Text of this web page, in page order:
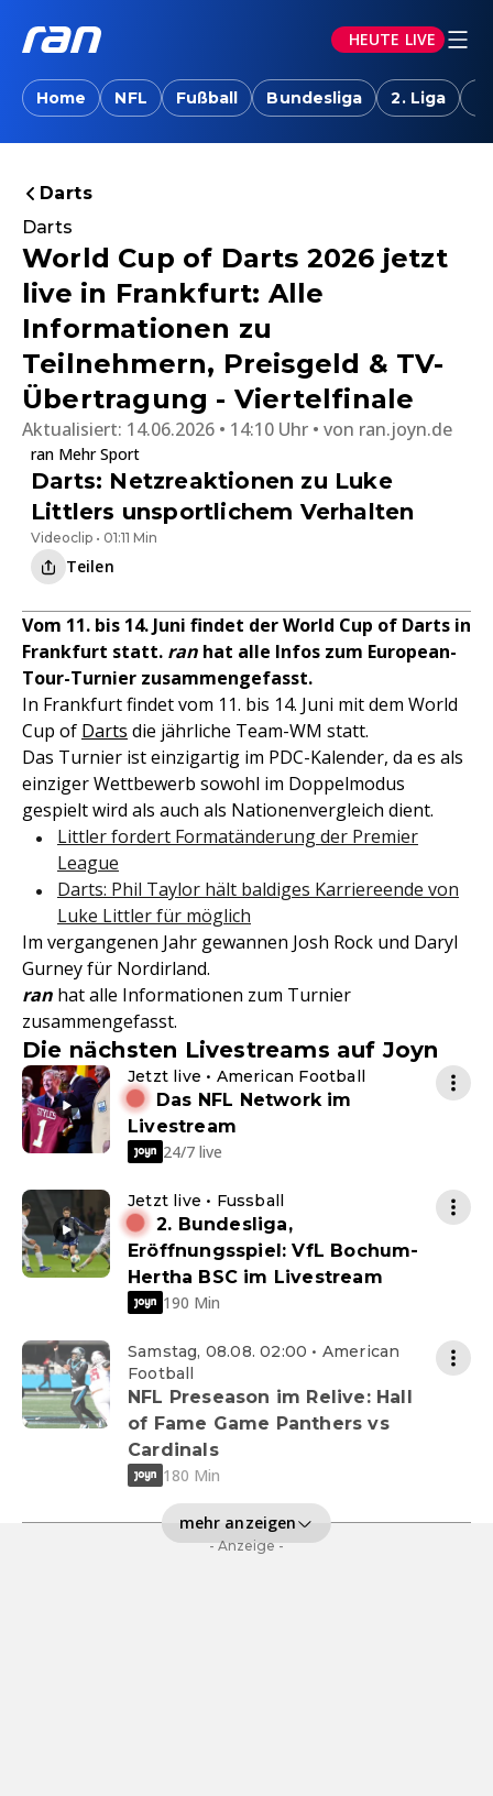
HEUTE LIVE
Home NFL Fußball Bundesliga 2. Liga
Darts
Darts
World Cup of Darts 2026 jetzt
live in Frankfurt: Alle
Informationen zu
Teilnehmern, Preisgeld & TV-
Übertragung - Viertelfinale
Aktualisiert: 14.06.2026 • 14:10 Uhr von ran.joyn.de
ran Mehr Sport
Darts: Netzreaktionen zu Luke
Littlers unsportlichem Verhalten
Videoclip • 01:11 Min
Teilen
Vom 11. bis 14. Juni findet der World Cup of Darts in
Frankfurt statt. ran hat alle Infos zum European-
Tour-Turnier zusammengefasst.
In Frankfurt findet vom 11. bis 14. Juni mit dem World
Cup of Darts die jährliche Team-WM statt.
Das Turnier ist einzigartig im PDC-Kalender, da es als
einziger Wettbewerb sowohl im Doppelmodus
gespielt wird als auch als Nationenvergleich dient.
Littler fordert Formatänderung der Premier
League
Darts: Phil Taylor hält baldiges Karriereende von
Luke Littler für möglich
Im vergangenen Jahr gewannen Josh Rock und Daryl
Gurney für Nordirland.
ran hat alle Informationen zum Turnier
zusammengefasst.
Die nächsten Livestreams auf Joyn
Jetzt live • American Football
Das NFL Network im
Livestream
24/7 live
Jetzt live • Fussball
2. Bundesliga,
Eröffnungsspiel: VfL Bochum-
Hertha BSC im Livestream
190 Min
Samstag, 08.08. 02:00 • American
Football
NFL Preseason im Relive: Hall
of Fame Game Panthers vs
Cardinals
180 Min
mehr anzeigen
- Anzeige -